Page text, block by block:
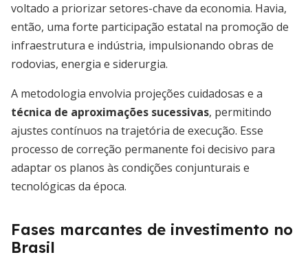
voltado a priorizar setores-chave da economia. Havia,
então, uma forte participação estatal na promoção de
infraestrutura e indústria, impulsionando obras de
rodovias, energia e siderurgia.
A metodologia envolvia projeções cuidadosas e a
técnica de aproximações sucessivas, permitindo
ajustes contínuos na trajetória de execução. Esse
processo de correção permanente foi decisivo para
adaptar os planos às condições conjunturais e
tecnológicas da época.
Fases marcantes de investimento no
Brasil